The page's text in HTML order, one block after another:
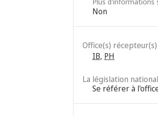
Non
Office(s)
IB, PH
La législation
Se référer à